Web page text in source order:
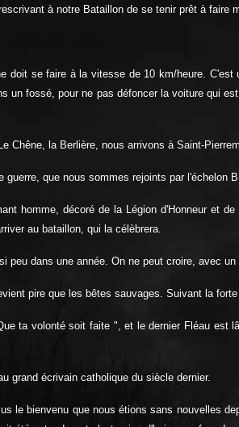
à notre Bataillon de se tenir prêt à faire
doit se faire à la vitesse de 10 km/heure.
un fossé, pour ne pas défoncer la voiture qui
Chêne, la Berlière, nous arrivons à Saint-
que nous sommes rejoints par l'échelon
homme, décoré de la Légion d'Honneur et
au bataillon, qui la célèbrera.
dans une année. On ne peut croire, avec
pire que les bêtes sauvages. Suivant la
ta volonté soit faite ", et le dernier Fléau
grand écrivain catholique du siècle dernier.
le bienvenu que nous étions sans nouvelles